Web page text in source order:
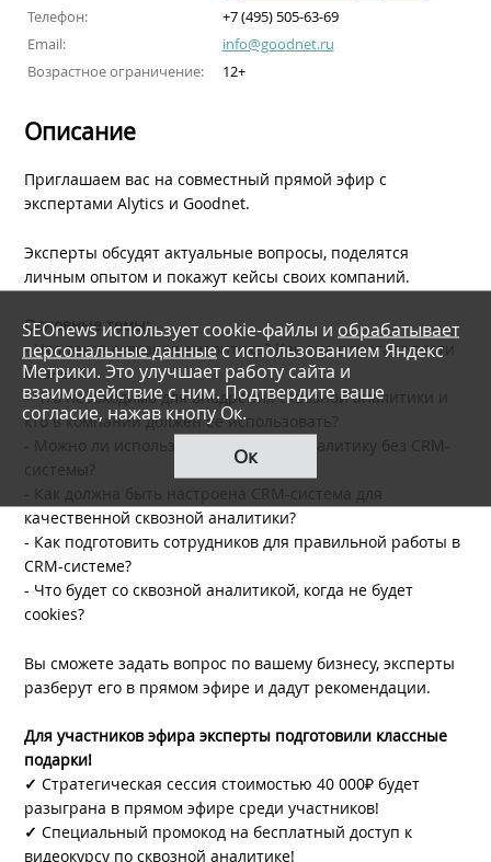
Телефон:
+7 (495) 505-63-69
Email:
info@goodnet.ru
Возрастное ограничение:
12+
Описание
Приглашаем вас на совместный прямой эфир с
экспертами Alytics и Goodnet.
Эксперты обсудят актуальные вопросы, поделятся
личным опытом и покажут кейсы своих компаний.
Основные темы:
- Что такое сквозная аналитика? Как она помогает вести
бизнес?
- Что необходимо для внедрения сквозной аналитики и
кто в компании должен ее использовать?
- Можно ли использовать сквозную аналитику без CRM-
системы?
- Как должна быть настроена CRM-система для
качественной сквозной аналитики?
- Как подготовить сотрудников для правильной работы в
CRM-системе?
- Что будет со сквозной аналитикой, когда не будет
cookies?
Вы сможете задать вопрос по вашему бизнесу, эксперты
разберут его в прямом эфире и дадут рекомендации.
Для участников эфира эксперты подготовили классные
подарки!
✓ Стратегическая сессия стоимостью 40 000₽ будет
разыграна в прямом эфире среди участников!
✓ Специальный промокод на бесплатный доступ к
видеокурсу по сквозной аналитике!
SEOnews использует cookie-файлы и обрабатывает
персональные данныес использованием Яндекс
Метрики. Это улучшает работу сайта и
взаимодействие с ним. Подтвердите ваше
согласие, нажав кнопу Ок.
Ок